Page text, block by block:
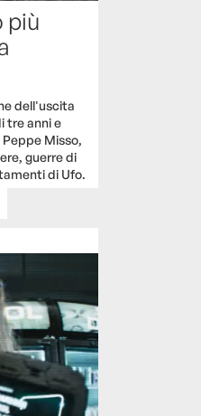
più
dell'uscita
tre anni e
Misso,
guerre di
di Ufo.